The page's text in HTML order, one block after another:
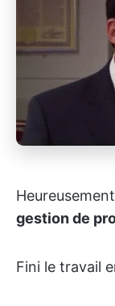
gestion de
Fini le travail